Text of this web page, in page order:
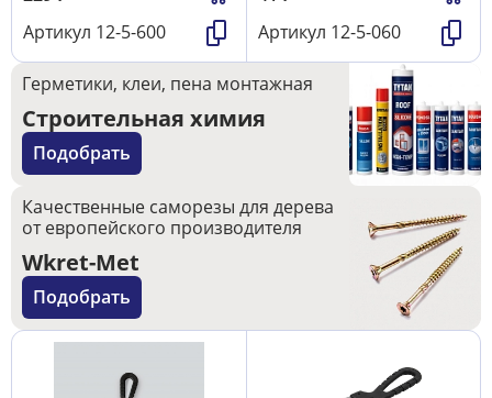
Артикул 12-5-600
Артикул 12-5-060
Герметики, клеи, пена монтажная
Строительная химия
Подобрать
Качественные саморезы для дерева
от европейского производителя
Wkret-Met
Подобрать